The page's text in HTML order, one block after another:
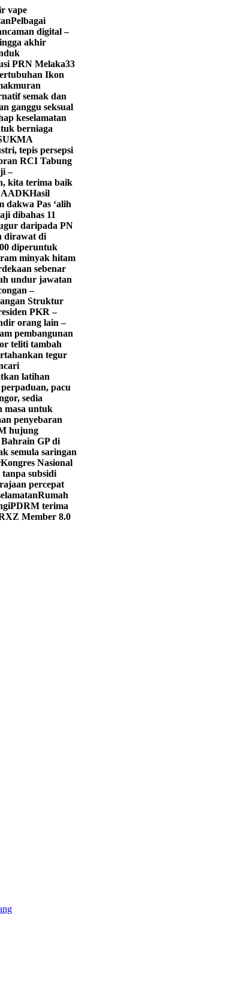
vape
Pelbagai
digital –
akhir
PRN Melaka33
Ikon
semak dan
ganggu seksual
keselamatan
berniaga
tepis persepsi
RCI Tabung
–
kita terima baik
AADKHasil
dakwa Pas ‘alih
dibahas 11
daripada PN
dirawat di
diperuntuk
minyak hitam
sebenar
undur jawatan
–
Struktur
PKR –
orang lain –
pembangunan
teliti tambah
tegur
latihan
pacu
sedia
masa untuk
penyebaran
hujung
GP di
semula saringan
Kongres Nasional
subsidi
percepat
Rumah
PDRM terima
Member 8.0